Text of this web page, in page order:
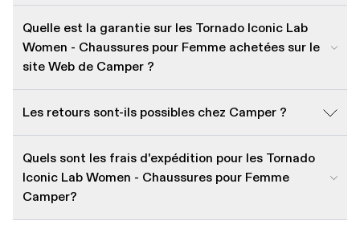
Quelle est la garantie sur les Tornado Iconic Lab
Women - Chaussures pour Femme achetées sur le
site Web de Camper ?
Les retours sont-ils possibles chez Camper ?
Quels sont les frais d'expédition pour les Tornado
Iconic Lab Women - Chaussures pour Femme
Camper?